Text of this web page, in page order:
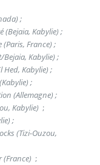
;
(Bejaia, Kabylie) ;
(Paris, France) ;
Bejaia, Kabylie) ;
Hed, Kabylie) ;
;
(Allemagne) ;
Kabylie) ;
;
(Tizi-Ouzou,
;